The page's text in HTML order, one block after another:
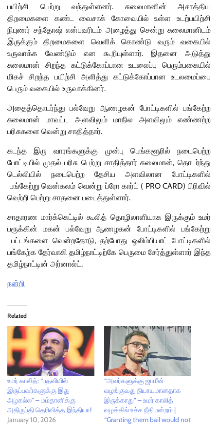
பயிற்சி பெற்று வந்துள்ளனர். சுலைமானின் அசாத்திய
திறமைகளை கண்ட வைசாக் கோவையில் உள்ள உடற்பயிற்சி
நிபுணர் சந்தோஷ் என்பவரிடம் அழைத்து சென்று சுலைமானிடம்
இருக்கும் திறமைகளை வெளிக் கொண்டு வரும் வகையில்
உருவாக்க வேண்டும் என கூறியுள்ளார். இதனை அடுத்து
சுலைமான் சிறந்த கட்டுக்கோப்பான உடலைப்பு பெரும்பகையில்
மிகச் சிறந்த பயிற்சி அளித்து கட்டுக்கோப்பான உடலமைப்பை
பெரும் வகையில் உருவாக்கினர்.
அதைத்தொடர்ந்து பல்வேறு ஆணழகன் போட்டிகளில் பங்கேற்ற
சுலைமான் மாவட்ட அளவிலும் மாநில அளவிலும் எண்ணற்ற
பரிசுகளை வென்று சாதித்தார்.
கடந்த இரு வாரங்களுக்கு முன்பு பெங்களூரில் நடைபெற்ற
போட்டியில் முதல் பரிசு பெற்று சாதித்தார் சுலைமான், தொடர்ந்து
டெல்லியில் நடைபெற்ற தேசிய அளவிலான போட்டிகளில்
பங்கேற்று வென்கலம் வென்று ப்ரோ கார்ட் ( PRO CARD) பிரிவில்
வெற்றி பெற்று சாதனை படைத்துள்ளார்.
சாதாரண மார்க்கெட்டில் கூலித் தொழிலாளியாக இருக்கும் உமர்
பரூக்கின் மகன் பல்வேறு ஆணழகன் போட்டிகளில் பங்கேற்று
பட்டங்களை வென்றதோடு, தற்போது ஒலிம்பியாட் போட்டிகளில்
பங்கேற்க தேர்வாகி தமிழ்நாட்டிற்கே பெருமை சேர்த்துள்ளார் இந்த
தமிழ்நாட்டின் அர்னால்ட்.
நன்றி
Related
உமர் காலித்: “பதவியில்
இருப்பவர்களுக்கு இது
அழகல்ல" – மம்தானிக்கு
அதிருப்தி தெரிவித்த இந்தியா!
January 10, 2026
“அவர்களுக்கு ஜாமீன்
வழங்குவது நியாயமானதாக
இருக்காது” – உமர் காலித்
வழக்கில் உச்ச நீதிமன்றம் |
“Granting them bail would not